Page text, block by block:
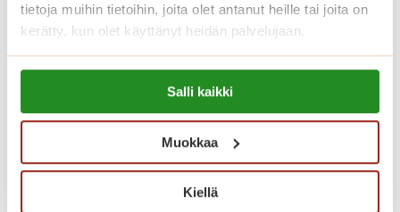
tietoja muihin tietoihin, joita olet antanut heille tai joita on
kerätty, kun olet käyttänyt heidän palvelujaan.
Lue lisää evästeistä:
https://sagacare.fi/evasteet/
Salli kaikki
Muokkaa
Kiellä
Dosentinlinna
Dosentinlinna on vuonna 2016
valmistunut laajennusosa.
Dosentinlinnassa on 71 modernia
asuntoa, joiden koko vaihtelee 30-60
m² välillä. Rakennuksen vaikuttaviin